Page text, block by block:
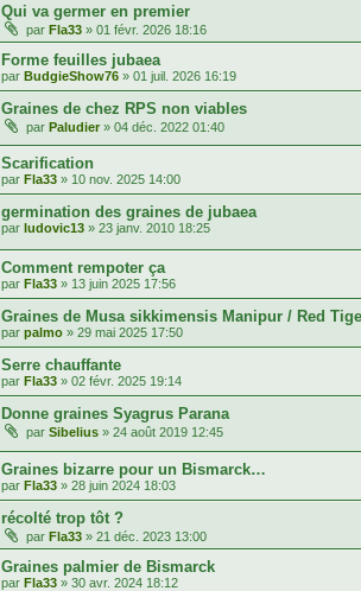
Qui va germer en premier
par Fla33 » 01 févr. 2026 18:16
Forme feuilles jubaea
par BudgieShow76 » 01 juil. 2026 16:19
Graines de chez RPS non viables
par Paludier » 04 déc. 2022 01:40
Scarification
par Fla33 » 10 nov. 2025 14:00
germination des graines de jubaea
par ludovic13 » 23 janv. 2010 18:25
Comment rempoter ça
par Fla33 » 13 juin 2025 17:56
Graines de Musa sikkimensis Manipur / Red
par palmo » 29 mai 2025 17:50
Serre chauffante
par Fla33 » 02 févr. 2025 19:14
Donne graines Syagrus Parana
par Sibelius » 24 août 2019 12:45
Graines bizarre pour un Bismarck…
par Fla33 » 28 juin 2024 18:03
récolté trop tôt ?
par Fla33 » 21 déc. 2023 13:00
Graines palmier de Bismarck
par Fla33 » 30 avr. 2024 18:12